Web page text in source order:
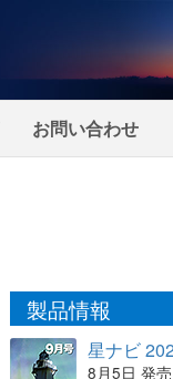
お問い合わせ
製品情報
星ナビ
8月5日 発売